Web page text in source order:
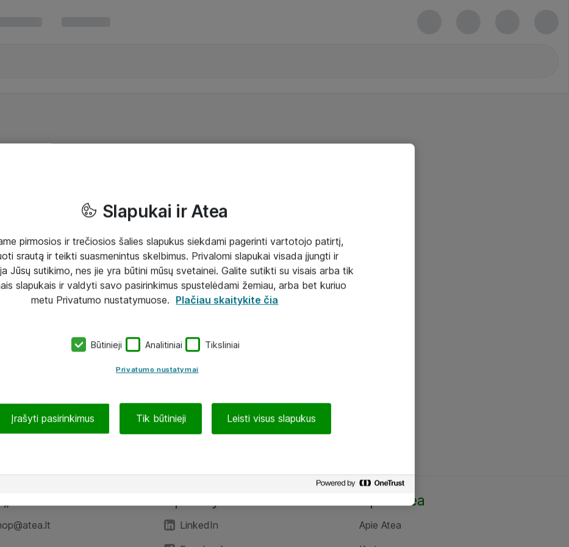
LinkedIn
Apie Atea
Apie Atea
Slapukai ir Atea
pirmosios ir trečiosios šalies slapukus siekdami pagerinti vartotojo patirtį,
srautą ir teikti suasmenintus skelbimus. Privalomi slapukai visada įjungti ir
Jūsų sutikimo, nes jie yra būtini mūsų svetainei. Galite sutikti su visais arba tik
slapukais ir valdyti savo pasirinkimus spustelėdami žemiau, arba bet kuriuo
metu Privatumo nustatymuose. Plačiau skaitykite čia
Būtinieji Analitiniai Tiksliniai
Privatumo nustatymai
Įrašyti pasirinkimus Tik būtinieji Leisti visus slapukus